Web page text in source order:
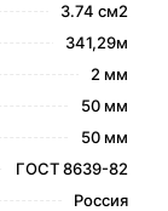
3.74 см2
341,29м
2 мм
50 мм
50 мм
ГОСТ 8639-82
Россия